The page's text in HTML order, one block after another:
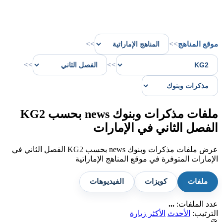
موقع المناهج>>
>>
>>
>>
ملفات مذكرات وبنوك news بحسب KG2
الفصل الثاني في الإمارات
عرض ملفات مذكرات وبنوك news بحسب KG2 الفصل الثاني في
الإمارات المتوفرة في موقع المناهج الإماراتية
ملفات كويزات الفيديوهات
عدد الملفات: ...
الترتيب:
الأحدث
الأكثر زيارة